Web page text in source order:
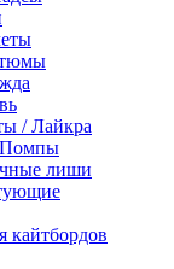
/ Лайкра
лиши
кайтбордов